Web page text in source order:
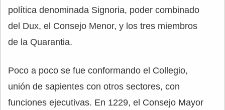
política denominada Signoria, poder combinado
del Dux, el Consejo Menor, y los tres miembros
de la Quarantia.
Poco a poco se fue conformando el Collegio,
unión de sapientes con otros sectores, con
funciones ejecutivas. En 1229, el Consejo Mayor